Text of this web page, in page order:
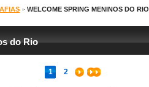
WELCOME SPRING MENINOS DO RIO
do Rio
1 2